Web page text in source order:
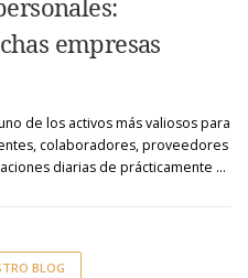
empresas
de los activos más valiosos para
colaboradores, proveedores
diarias de prácticamente …
BLOG